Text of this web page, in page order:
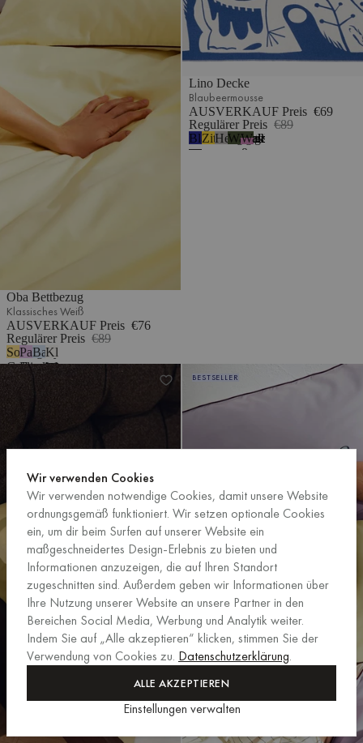
Oba Bettbezug
Klassisches Weiß
AUSVERKAUF Preis €76
Regulärer Preis €89
Sonniges
Gelb
Pastell-
Flieder
Babyblau
Klassisches
Weiß
Lino Decke
Blaubeermousse
AUSVERKAUF Preis €69
Regulärer Preis €89
Blaubeermousse
Zitronengelb
Hellgrau
Waldgrün
Waldgrün
&
2
Oba Spannbetttuch
BESTSELLER
Wir verwenden Cookies
Wir verwenden notwendige Cookies, damit unsere Website
ordnungsgemäß funktioniert. Wir setzen optionale Cookies
ein, um dir beim Surfen auf unserer Website ein
maßgeschneidertes Design-Erlebnis zu bieten und
Informationen anzuzeigen, die auf Ihren Standort
zugeschnitten sind. Außerdem geben wir Informationen über
Ihre Nutzung unserer Website an unsere Partner in den
Bereichen Social Media, Werbung und Analytik weiter.
Indem Sie auf „Alle akzeptieren“ klicken, stimmen Sie der
Verwendung von Cookies zu. Datenschutzerklärung.
ALLE AKZEPTIEREN
Einstellungen verwalten